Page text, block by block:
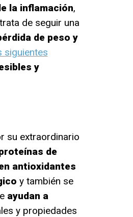
la inflamación,
de seguir una
de peso y
siguientes
y
su extraordinario
de
antioxidantes
y también se
ayudan a
y propiedades